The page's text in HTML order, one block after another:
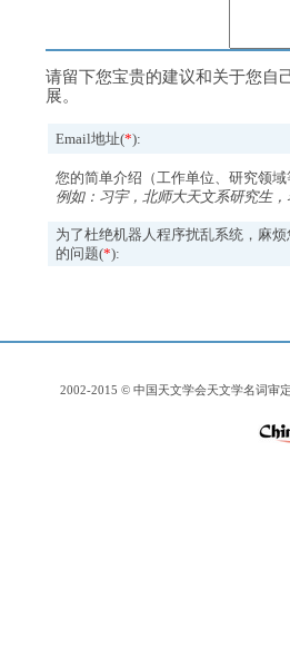
请留下您宝贵的建议和关于您自
展。
Email地址(*):
您的简单介绍（工作单位、研究领域
例如：习宇，北师大天文系研究生
为了杜绝机器人程序扰乱系统，麻
的问题(*):
2002-2015 © 中国天文学会天文学名词审